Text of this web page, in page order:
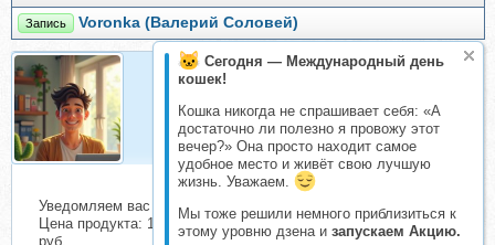
Сегодня — Международный день
кошек!
Кошка никогда не спрашивает себя: «А
достаточно ли полезно я провожу этот
вечер?» Она просто находит самое
удобное место и живёт свою лучшую
жизнь. Уважаем.
Мы тоже решили немного приблизиться к
этому уровню дзена и запускаем Акцию.
Запись Voronka (Валерий Соловей)
Организатор складчин
Уведомляем вас о начале сбора взносов.
Цена продукта: 1280 руб. Взнос с каждого участника: 109
руб.